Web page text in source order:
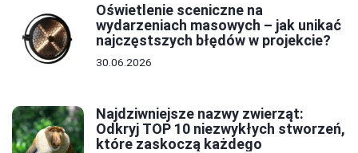
Oświetlenie sceniczne na
wydarzeniach masowych – jak unikać
najczęstszych błędów w projekcie?
30.06.2026
Najdziwniejsze nazwy zwierząt:
Odkryj TOP 10 niezwykłych stworzeń,
które zaskoczą każdego